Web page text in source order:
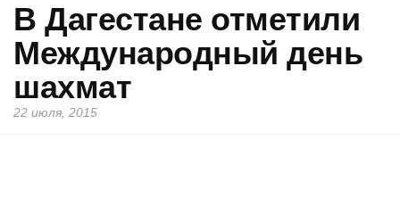
В Дагестане отметили
Международный день
шахмат
22 июля, 2015